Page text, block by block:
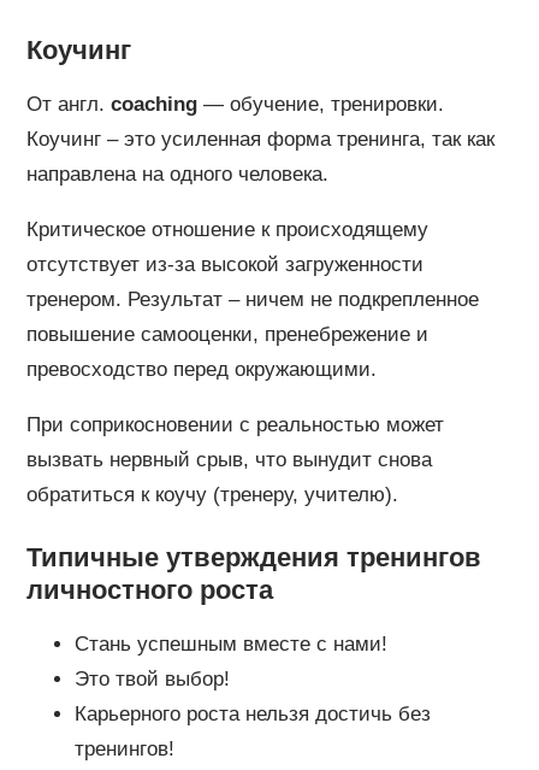
Коучинг
От англ. coaching— обучение, тренировки.
Коучинг – это усиленная форма тренинга, так как
направлена на одного человека.
Критическое отношение к происходящему
отсутствует из-за высокой загруженности
тренером. Результат – ничем не подкрепленное
повышение самооценки, пренебрежение и
превосходство перед окружающими.
При соприкосновении с реальностью может
вызвать нервный срыв, что вынудит снова
обратиться к коучу (тренеру, учителю).
Типичные утверждения тренингов
личностного роста
Стань успешным вместе с нами!
Это твой выбор!
Карьерного роста нельзя достичь без
тренингов!